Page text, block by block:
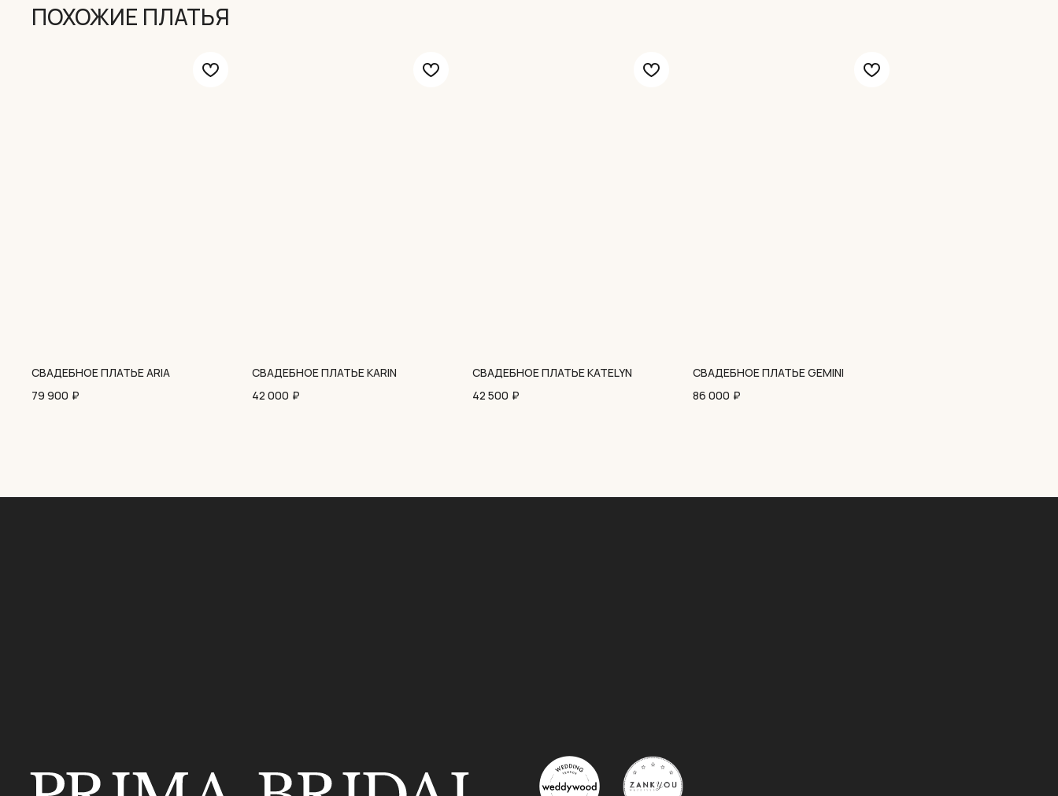
ПОХОЖИЕ ПЛАТЬЯ
СВАДЕБНОЕ ПЛАТЬЕ ARIA
79 900 ₽
СВАДЕБНОЕ ПЛАТЬЕ KARIN
42 000 ₽
СВАДЕБНОЕ ПЛАТЬЕ KATELYN
42 500 ₽
СВАДЕБНОЕ ПЛАТЬЕ GEMINI
86 000 ₽